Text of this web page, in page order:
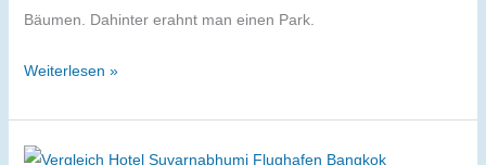
Bäumen. Dahinter erahnt man einen Park.
Hoteltest
Krabang
–
Weiterlesen »